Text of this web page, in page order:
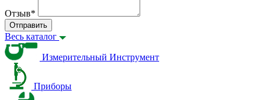
Отзыв*
Отправить
Весь каталог
Измерительный Инструмент
Приборы